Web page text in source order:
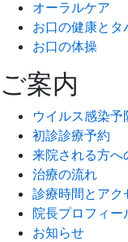
オーラルケア
お口の健康とタ
お口の体操
ご案内
ウイルス感染予
初診診療予約
来院される方へ
治療の流れ
診療時間とアク
院長プロフィー
お知らせ